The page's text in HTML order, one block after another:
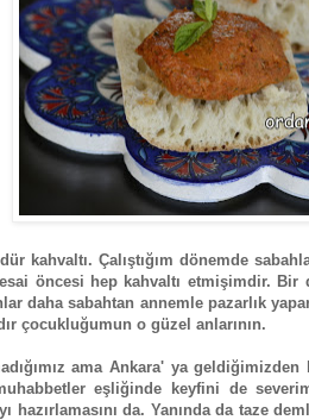
kahvaltı. Çalıştığım dönemde
öncesi hep kahvaltı etmişimdir. Bir
daha sabahtan annemle pazarlık
çocukluğumun o güzel anlarının.
ama Ankara' ya
eşliğinde keyfini de
hazırlamasını da. Yanında da taze